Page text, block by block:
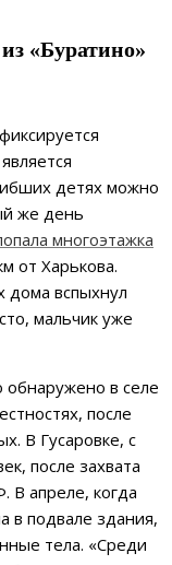
«Буратино»
детях можно
же день
многоэтажка
от Харькова.
дома вспыхнул
мальчик уже
обнаружено в селе
после
В Гусаровке, с
после захвата
В апреле, когда
в подвале здания,
тела. «Среди